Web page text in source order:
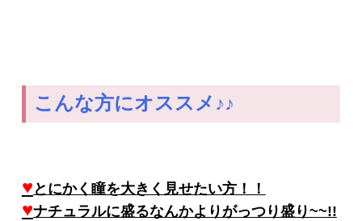
こんな方にオススメ♪♪
♥ とにかく瞳を大きく見せたい方！！
♥ナチュラルに盛るなんかよりがっつり盛り~~!!